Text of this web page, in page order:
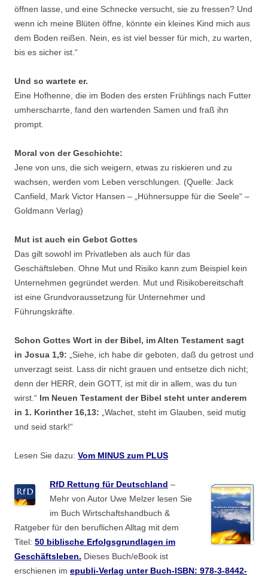
öffnen lasse, und eine Schnecke versucht, sie zu fressen? Und
wenn ich meine Blüten öffne, könnte ein kleines Kind mich aus
dem Boden reißen. Nein, es ist viel besser für mich, zu warten,
bis es sicher ist.“
Und so wartete er.
Eine Hofhenne, die im Boden des ersten Frühlings nach Futter
umherscharrte, fand den wartenden Samen und fraß ihn
prompt.
Moral von der Geschichte:
Jene von uns, die sich weigern, etwas zu riskieren und zu
wachsen, werden vom Leben verschlungen. (Quelle: Jack
Canfield, Mark Victor Hansen – „Hühnersuppe für die Seele“ –
Goldmann Verlag)
Mut ist auch ein Gebot Gottes
Das gilt sowohl im Privatleben als auch für das
Geschäftsleben. Ohne Mut und Risiko kann zum Beispiel kein
Unternehmen gegründet werden. Mut und Risikobereitschaft
ist eine Grundvoraussetzung für Unternehmer und
Führungskräfte.
Schon Gottes Wort in der Bibel, im Alten Testament sagt
in Josua 1,9: „Siehe, ich habe dir geboten, daß du getrost und
unverzagt seist. Lass dir nicht grauen und entsetze dich nicht;
denn der HERR, dein GOTT, ist mit dir in allem, was du tun
wirst.“ Im Neuen Testament der Bibel steht unter anderem
in 1. Korinther 16,13: „Wachet, steht im Glauben, seid mutig
und seid stark!“
Lesen Sie dazu: Vom MINUS zum PLUS
RfD Rettung für Deutschland –
Mehr von Autor Uwe Melzer lesen Sie
im Buch Wirtschaftshandbuch &
Ratgeber für den beruflichen Alltag mit dem
Titel: 50 biblische Erfolgsgrundlagen im
Geschäftsleben. Dieses Buch/eBook ist
erschienen im epubli-Verlag unter Buch-ISBN: 978-3-8442-